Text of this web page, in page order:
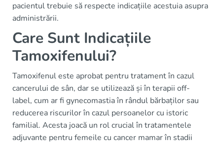
pacientul trebuie să respecte indicațiile acestuia asupra
administrării.
Care Sunt Indicațiile
Tamoxifenului?
Tamoxifenul este aprobat pentru tratament în cazul
cancerului de sân, dar se utilizează și în terapii off-
label, cum ar fi gynecomastia în rândul bărbaților sau
reducerea riscurilor în cazul persoanelor cu istoric
familial. Acesta joacă un rol crucial în tratamentele
adjuvante pentru femeile cu cancer mamar în stadii